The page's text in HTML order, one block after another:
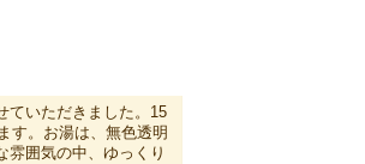
ていただきました。15
す。お湯は、無色透明
囲気の中、ゆっくり